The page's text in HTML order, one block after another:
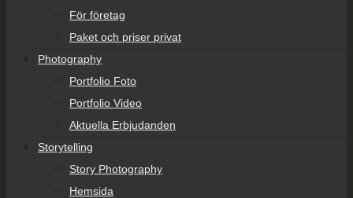
För företag
Paket och priser privat
Photography
Portfolio Foto
Portfolio Video
Aktuella Erbjudanden
Storytelling
Story Photography
Hemsida